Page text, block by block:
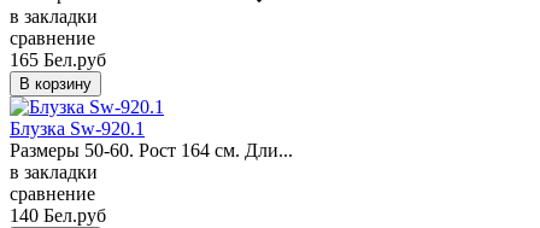
в закладки
сравнение
165 Бел.руб
Блузка Sw-920.1
Размеры 50-60. Рост 164 см. Дли...
в закладки
сравнение
140 Бел.руб